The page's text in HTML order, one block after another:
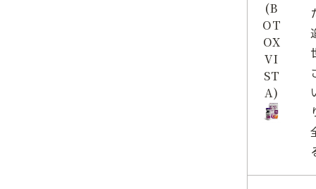
(B
OT
OX
VI
ST
A)